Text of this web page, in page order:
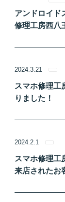
アンドロイド
修理工房西八
2024.3.21
スマホ修理
りました！
2024.2.1
スマホ修理
来店されたお